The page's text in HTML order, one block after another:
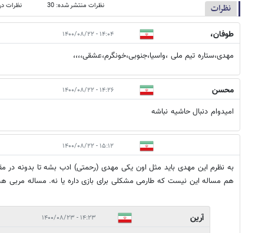
نظرات نظرات منتشر شده: 30 نظرات
طوفان، ۱۴:۰۴ - ۱۴۰۰/۰۸/۲۲
مهدی،ستاره تیم ملی ،واسیا،جنوبی،خونگرم،عشقی،،،،
محسن ۱۴:۲۶ - ۱۴۰۰/۰۸/۲۲
امیدوام دنبال حاشیه نباشه
۱۵:۱۲ - ۱۴۰۰/۰۸/۲۲
به نظرم این مهدی باید مثل اون یکی مهدی (رحمتی) ادب بشه تا بدونه در
هم مساله این نیست که طارمی مشکلی برای بازی داره یا نه. مساله
آرین ۱۴:۲۳ - ۱۴۰۰/۰۸/۲۳